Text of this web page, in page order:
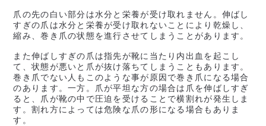
爪の先の白い部分は水分と栄養が受け取れません。伸ばし
すぎの爪は水分と栄養が受け取れないことにより乾燥し、
縮み、巻き爪の状態を進行させてしまうことがあります。
また伸ばしすぎの爪は指先が靴に当たり内出血を起こし
て、状態が悪いと爪が抜け落ちてしまうこともあります。
巻き爪でない人もこのような事が原因で巻き爪になる場合
のあります。一方。爪が平坦な方の場合は爪を伸ばしすぎ
ると、爪が靴の中で圧迫を受けることで横割れが発生しま
す。割れ方によっては危険な爪の形になる場合もありま
す。